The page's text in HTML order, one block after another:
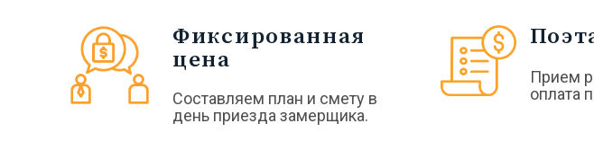
Фиксированная
цена
Составляем план и смету в
день приезда замерщика.
Прием
оплата